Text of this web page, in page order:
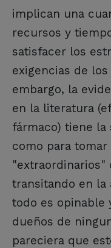
implican una
recursos y
satisfacer los
exigencias de
embargo, la
en la literatura
fármaco) tiene
como para
"extraordinarios"
transitando en la
todo es opinable
dueños de
pareciera que